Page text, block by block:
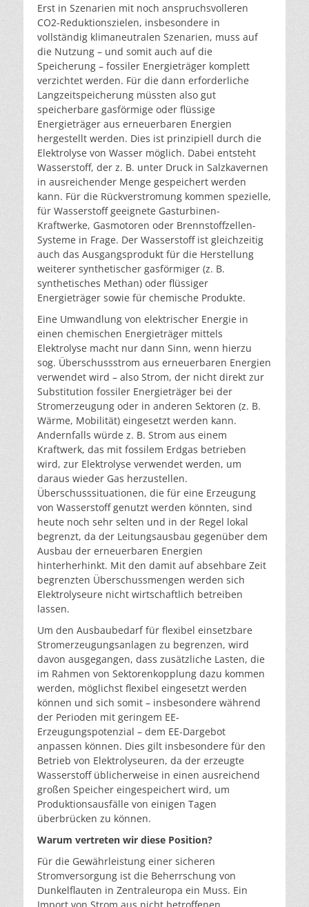
Erst in Szenarien mit noch anspruchsvolleren
CO2-Reduktionszielen, insbesondere in
vollständig klimaneutralen Szenarien, muss auf
die Nutzung – und somit auch auf die
Speicherung – fossiler Energieträger komplett
verzichtet werden. Für die dann erforderliche
Langzeitspeicherung müssten also gut
speicherbare gasförmige oder flüssige
Energieträger aus erneuerbaren Energien
hergestellt werden. Dies ist prinzipiell durch die
Elektrolyse von Wasser möglich. Dabei entsteht
Wasserstoff, der z. B. unter Druck in Salzkavernen
in ausreichender Menge gespeichert werden
kann. Für die Rückverstromung kommen spezielle,
für Wasserstoff geeignete Gasturbinen-
Kraftwerke, Gasmotoren oder Brennstoffzellen-
Systeme in Frage. Der Wasserstoff ist gleichzeitig
auch das Ausgangsprodukt für die Herstellung
weiterer synthetischer gasförmiger (z. B.
synthetisches Methan) oder flüssiger
Energieträger sowie für chemische Produkte.
Eine Umwandlung von elektrischer Energie in
einen chemischen Energieträger mittels
Elektrolyse macht nur dann Sinn, wenn hierzu
sog. Überschussstrom aus erneuerbaren Energien
verwendet wird – also Strom, der nicht direkt zur
Substitution fossiler Energieträger bei der
Stromerzeugung oder in anderen Sektoren (z. B.
Wärme, Mobilität) eingesetzt werden kann.
Andernfalls würde z. B. Strom aus einem
Kraftwerk, das mit fossilem Erdgas betrieben
wird, zur Elektrolyse verwendet werden, um
daraus wieder Gas herzustellen.
Überschusssituationen, die für eine Erzeugung
von Wasserstoff genutzt werden könnten, sind
heute noch sehr selten und in der Regel lokal
begrenzt, da der Leitungsausbau gegenüber dem
Ausbau der erneuerbaren Energien
hinterherhinkt. Mit den damit auf absehbare Zeit
begrenzten Überschussmengen werden sich
Elektrolyseure nicht wirtschaftlich betreiben
lassen.
Um den Ausbaubedarf für flexibel einsetzbare
Stromerzeugungsanlagen zu begrenzen, wird
davon ausgegangen, dass zusätzliche Lasten, die
im Rahmen von Sektorenkopplung dazu kommen
werden, möglichst flexibel eingesetzt werden
können und sich somit – insbesondere während
der Perioden mit geringem EE-
Erzeugungspotenzial – dem EE-Dargebot
anpassen können. Dies gilt insbesondere für den
Betrieb von Elektrolyseuren, da der erzeugte
Wasserstoff üblicherweise in einen ausreichend
großen Speicher eingespeichert wird, um
Produktionsausfälle von einigen Tagen
überbrücken zu können.
Warum vertreten wir diese Position?
Für die Gewährleistung einer sicheren
Stromversorgung ist die Beherrschung von
Dunkelflauten in Zentraleuropa ein Muss. Ein